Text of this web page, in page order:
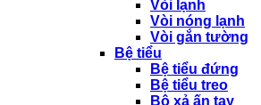
Vòi lạnh
Vòi nóng lạnh
Vòi gắn tường
Bệ tiểu
Bệ tiểu đứng
Bệ tiểu treo
Bộ xả ấn tay